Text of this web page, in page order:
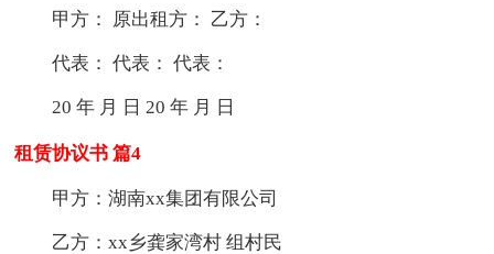
甲方： 原出租方： 乙方：
代表： 代表： 代表：
20 年 月 日 20 年 月 日
租赁协议书 篇4
甲方：湖南xx集团有限公司
乙方：xx乡龚家湾村 组村民